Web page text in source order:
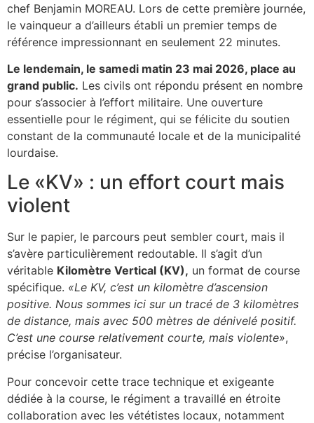
chef Benjamin MOREAU. Lors de cette première journée,
le vainqueur a d’ailleurs établi un premier temps de
référence impressionnant en seulement 22 minutes.
Le lendemain, le samedi matin 23 mai 2026, place au
grand public. Les civils ont répondu présent en nombre
pour s’associer à l’effort militaire. Une ouverture
essentielle pour le régiment, qui se félicite du soutien
constant de la communauté locale et de la municipalité
lourdaise.
Le «KV» : un effort court mais
violent
Sur le papier, le parcours peut sembler court, mais il
s’avère particulièrement redoutable. Il s’agit d’un
véritable Kilomètre Vertical (KV), un format de course
spécifique. «Le KV, c’est un kilomètre d’ascension
positive. Nous sommes ici sur un tracé de 3 kilomètres
de distance, mais avec 500 mètres de dénivelé positif.
C’est une course relativement courte, mais violente»,
précise l’organisateur.
Pour concevoir cette trace technique et exigeante
dédiée à la course, le régiment a travaillé en étroite
collaboration avec les vététistes locaux, notamment